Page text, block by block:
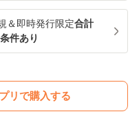
＆即時発行限定合計
件あり
リで購入する